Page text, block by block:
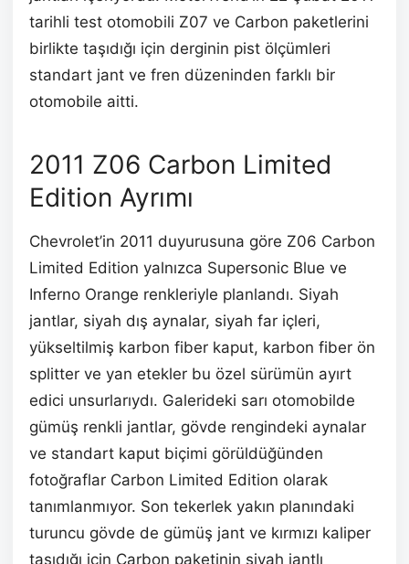
tarihli test otomobili Z07 ve Carbon paketlerini
birlikte taşıdığı için derginin pist ölçümleri
standart jant ve fren düzeninden farklı bir
otomobile aitti.
2011 Z06 Carbon Limited
Edition Ayrımı
Chevrolet’in 2011 duyurusuna göre Z06 Carbon
Limited Edition yalnızca Supersonic Blue ve
Inferno Orange renkleriyle planlandı. Siyah
jantlar, siyah dış aynalar, siyah far içleri,
yükseltilmiş karbon fiber kaput, karbon fiber ön
splitter ve yan etekler bu özel sürümün ayırt
edici unsurlarıydı. Galerideki sarı otomobilde
gümüş renkli jantlar, gövde rengindeki aynalar
ve standart kaput biçimi görüldüğünden
fotoğraflar Carbon Limited Edition olarak
tanımlanmıyor. Son tekerlek yakın planındaki
turuncu gövde de gümüş jant ve kırmızı kaliper
taşıdığı için Carbon paketinin siyah jantlı